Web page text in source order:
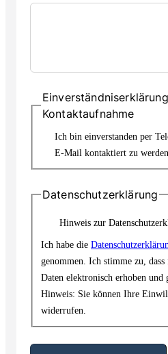
Kontaktaufnahme
Ich bin einverstanden per
E-Mail kontaktiert zu werden.
Datenschutzerklärung
Hinweis zur
Ich habe die
genommen. Ich stimme zu, dass
Daten elektronisch erhoben und
Hinweis: Sie können Ihre
widerrufen.